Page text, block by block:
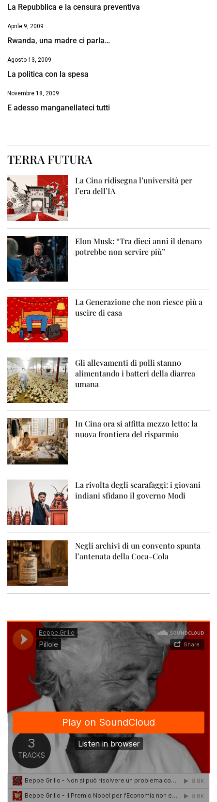
La Repubblica e la censura preventiva
Aprile 9, 2009
Rwanda, una madre ci parla…
Agosto 13, 2009
La politica con la spesa
Novembre 18, 2009
E adesso manganellateci tutti
TERRA FUTURA
La Cina ridisegna l’università per
l’era dell’IA
Elon Musk: “Tra dieci anni il denaro
potrebbe non servire più”
La Generazione che non riesce più a
uscire di casa
Gli allevamenti di polli stanno
alimentando i batteri della diarrea
umana
In Cina ora si affitta mezzo letto: la
nuova frontiera del risparmio
La rivolta degli scarafaggi: i giovani
indiani sfidano il governo Modi
Negli archivi di un convento spunta
l’antenata della Coca-Cola